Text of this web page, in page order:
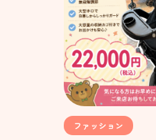
ファッション